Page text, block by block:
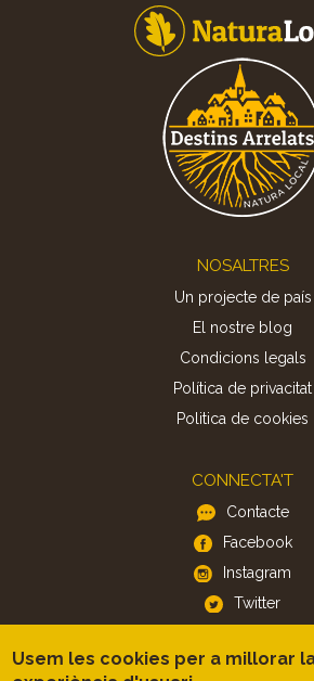
NOSALTRES
Un projecte de país
El nostre blog
Condicions legals
Política de privacitat
Politica de cookies
CONNECTA'T
Contacte
Facebook
Instagram
Twitter
APP
Usem les cookies per a millorar